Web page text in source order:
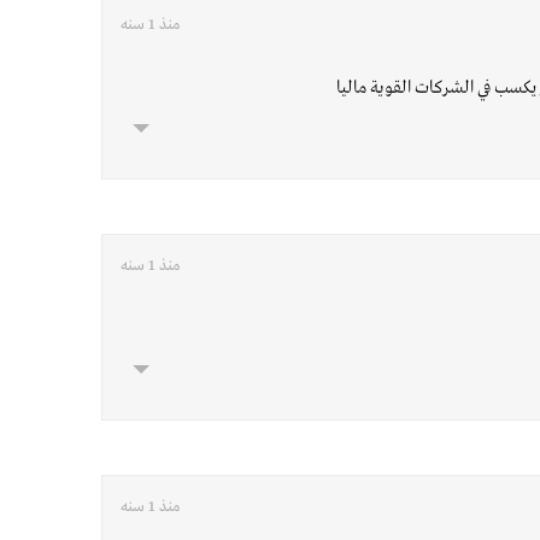
منذ 1 سنه
يكسب في الشركات القوية ماليا
منذ 1 سنه
منذ 1 سنه